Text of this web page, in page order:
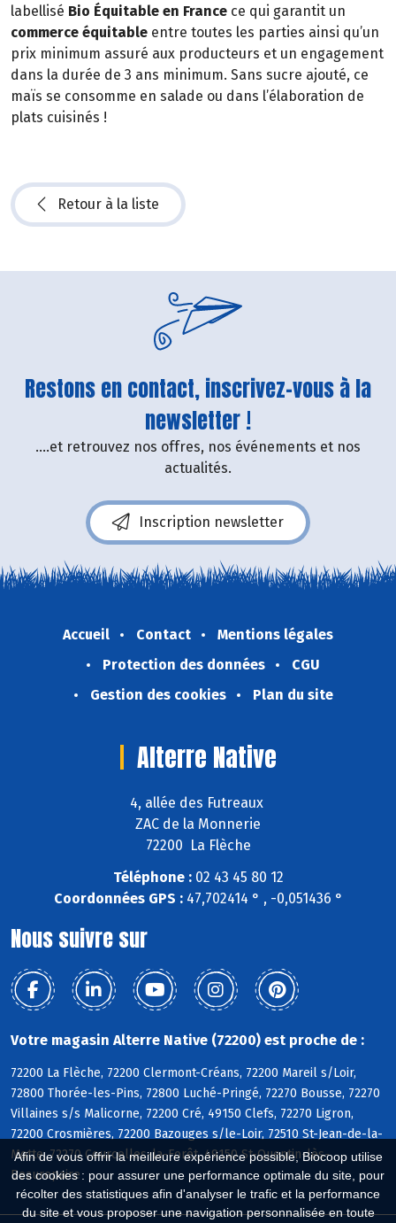
Afin de vous offrir la meilleure expérience possible, Biocoop utilise
des cookies : pour assurer une performance optimale du site, pour
récolter des statistiques afin d'analyser le trafic et la performance
du site et vous proposer une navigation personnalisée en toute
labellisé Bio Équitable en France ce qui garantit un
commerce équitable entre toutes les parties ainsi qu’un
prix minimum assuré aux producteurs et un engagement
dans la durée de 3 ans minimum. Sans sucre ajouté, ce
maïs se consomme en salade ou dans l’élaboration de
plats cuisinés !
Retour à la liste
Restons en contact, inscrivez-vous à la
newsletter !
....et retrouvez nos offres, nos événements et nos
actualités.
Inscription newsletter
Accueil Contact
Mentions légales
Protection des données
CGU
Gestion des cookies
Plan du site
Alterre Native
4, allée des Futreaux
ZAC de la Monnerie
72200 La Flèche
Téléphone :02 43 45 80 12
Coordonnées GPS :47,702414 ° , -0,051436 °
Nous suivre sur
Votre magasin Alterre Native (72200) est proche de :
72200 La Flèche, 72200 Clermont-Créans, 72200 Mareil s/Loir,
72800 Thorée-les-Pins, 72800 Luché-Pringé, 72270 Bousse, 72270
Villaines s/s Malicorne, 72200 Cré, 49150 Clefs, 72270 Ligron,
72200 Crosmières, 72200 Bazouges s/le-Loir, 72510 St-Jean-de-la-
Motte, 72270 Courcelles-la-Forêt, 49150 St-Quentin-lès-
Beaurepaire